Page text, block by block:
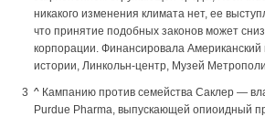
никакого изменения климата нет, ее
что принятие подобных законов может
корпорации. Финансировала Американский
истории, Линкольн-центр, Музей
^ Кампанию против семейства Саклер —
Purdue Pharma, выпускающей опиоидный